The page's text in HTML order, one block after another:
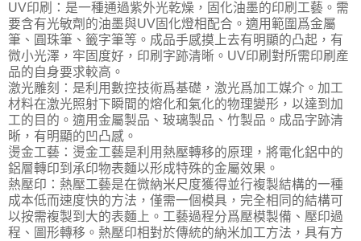
UV印刷：是一種通過紫外光乾燥，固化油墨的印刷工藝。需
要含有光敏劑的油墨與UV固化燈相配合。適用範圍爲金屬
筆、圓珠筆、籤字筆等。成品手感摸上去有明顯的凸起，有
微小光澤，牢固度好，印刷字跡清晰。UV印刷對所需印刷産
品的自身要求較高。
激光雕刻：是利用數控技術爲基礎，激光爲加工媒介。加工
材料在激光照射下瞬間的熔化和氣化的物理變形，以達到加
工的目的。適用金屬製品、玻璃製品、竹製品。成品字跡清
晰，有明顯的凹凸感。
燙金工藝：燙金工藝是利用熱壓轉移的原理，將電化鋁中的
鋁層轉印到承印物表麵以形成特殊的金屬效果。
熱壓印：熱壓工藝是在微納米尺度獲得並行複製結構的一種
成本低而速度快的方法，僅需一個模具，完全相同的結構可
以按需複製到大的表麵上。工藝過程分爲壓模製備、壓印過
程、圖形轉移。熱壓印相對於傳統的納米加工方法，具有方